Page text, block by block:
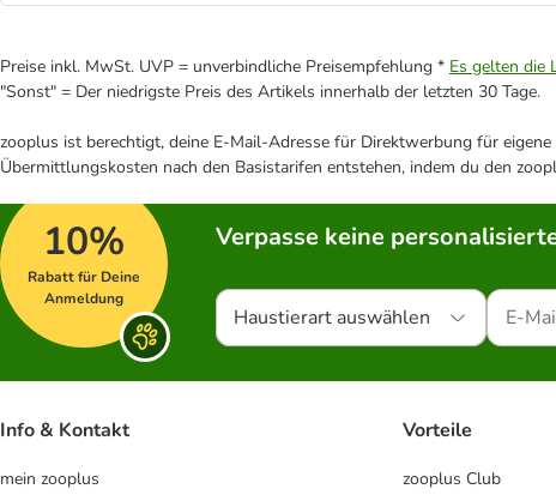
Preise inkl. MwSt. UVP = unverbindliche Preisempfehlung * Es gelten die
"Sonst" = Der niedrigste Preis des Artikels innerhalb der letzten 30 Tage.
zooplus ist berechtigt, deine E-Mail-Adresse für Direktwerbung für
Übermittlungskosten nach den Basistarifen entstehen, indem du den
10%
Rabatt für Deine
Anmeldung
Verpasse keine
Haustierart auswählen
Info & Kontakt
mein zooplus
Vorteile
zooplus Club